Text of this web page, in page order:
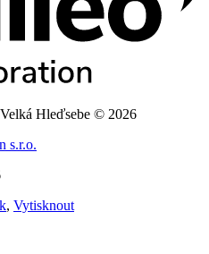
Hleďsebe © 2026
s.r.o.
, Vytisknout